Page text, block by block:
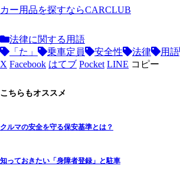
カー用品を探すならCARCLUB
法律に関する用語
「た」
乗車定員 安全性 法律 用語
X Facebook はてブ Pocket LINE コピー
こちらもオススメ
クルマの安全を守る保安基準とは？
知っておきたい「身障者登録」と駐車